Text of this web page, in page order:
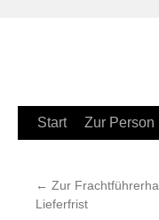
Zum
springen
Start Zur Person
← Zur
Lieferfrist